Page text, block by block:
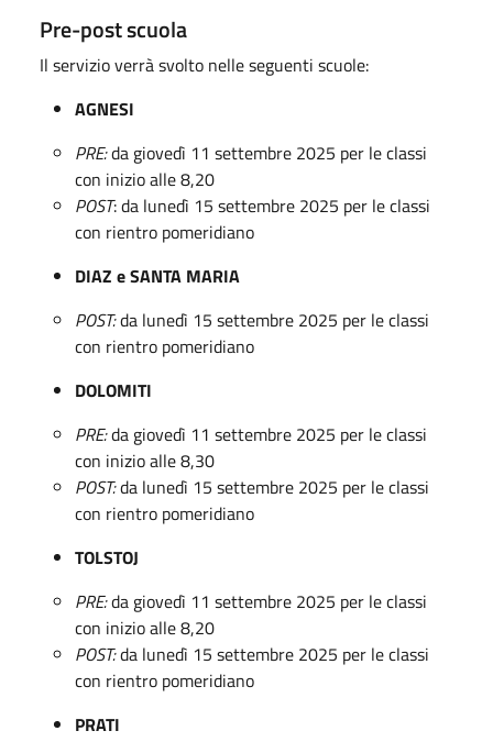
Pre-post scuola
Il servizio verrà svolto nelle seguenti scuole:
AGNESI
PRE:da giovedì 11 settembre 2025 per le classi
con inizio alle 8,20
POST: da lunedì 15 settembre 2025 per le classi
con rientro pomeridiano
DIAZ e SANTA MARIA
POST:da lunedì 15 settembre 2025 per le classi
con rientro pomeridiano
DOLOMITI
PRE:da giovedì 11 settembre 2025 per le classi
con inizio alle 8,30
POST:da lunedì 15 settembre 2025 per le classi
con rientro pomeridiano
TOLSTOJ
PRE:da giovedì 11 settembre 2025 per le classi
con inizio alle 8,20
POST:da lunedì 15 settembre 2025 per le classi
con rientro pomeridiano
PRATI